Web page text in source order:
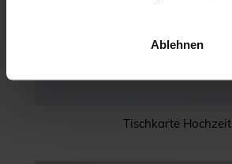
Ablehnen
Tischkarte Hochzeit